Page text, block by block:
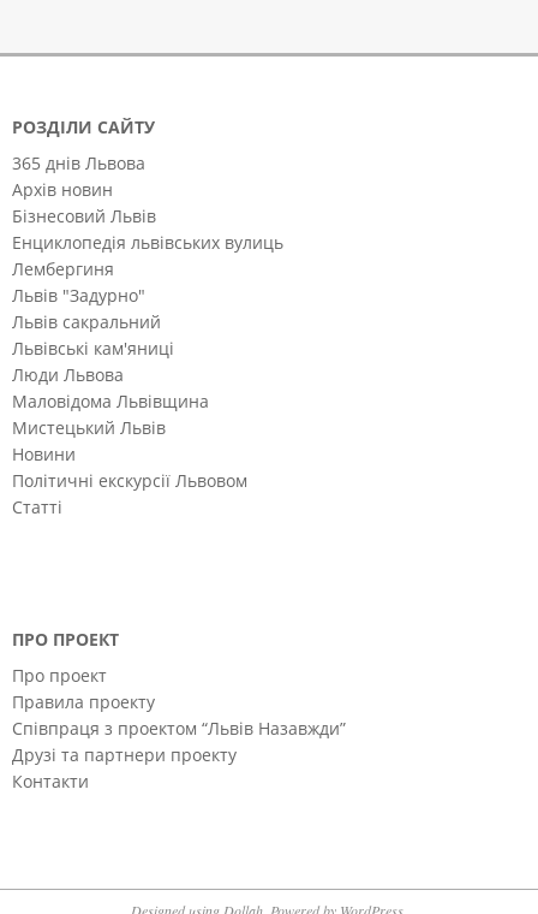
РОЗДІЛИ САЙТУ
365 днів Львова
Архів новин
Бізнесовий Львів
Енциклопедія львівських вулиць
Лембергиня
Львів "Задурно"
Львів сакральний
Львівські кам'яниці
Люди Львова
Маловідома Львівщина
Мистецький Львів
Новини
Політичні екскурсії Львовом
Статті
ПРО ПРОЕКТ
Про проект
Правила проекту
Співпраця з проектом “Львів Назавжди”
Друзі та партнери проекту
Контакти